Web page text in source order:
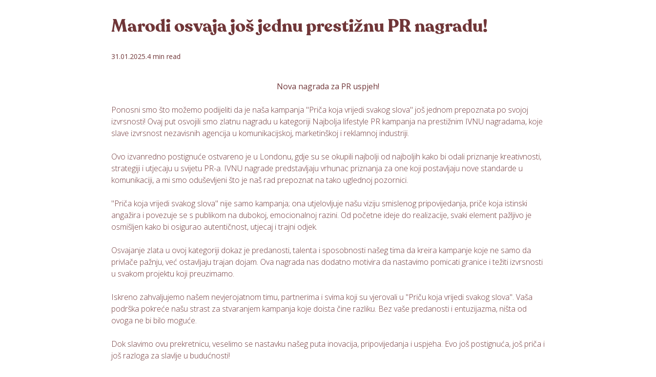
Marodi osvaja još jednu prestižnu PR nagradu!
31.01.2025.4 min read
Nova nagrada za PR uspjeh!
Ponosni smo što možemo podijeliti da je naša kampanja "Priča koja vrijedi svakog slova" još jednom prepoznata po svojoj
izvrsnosti! Ovaj put osvojili smo zlatnu nagradu u kategoriji Najbolja lifestyle PR kampanja na prestižnim IVNU nagradama, koje
slave izvrsnost nezavisnih agencija u komunikacijskoj, marketinškoj i reklamnoj industriji.
Ovo izvanredno postignuće ostvareno je u Londonu, gdje su se okupili najbolji od najboljih kako bi odali priznanje kreativnosti,
strategiji i utjecaju u svijetu PR-a. IVNU nagrade predstavljaju vrhunac priznanja za one koji postavljaju nove standarde u
komunikaciji, a mi smo oduševljeni što je naš rad prepoznat na tako uglednoj pozornici.
"Priča koja vrijedi svakog slova" nije samo kampanja; ona utjelovljuje našu viziju smislenog pripovijedanja, priče koja istinski
angažira i povezuje se s publikom na dubokoj, emocionalnoj razini. Od početne ideje do realizacije, svaki element pažljivo je
osmišljen kako bi osigurao autentičnost, utjecaj i trajni odjek.
Osvajanje zlata u ovoj kategoriji dokaz je predanosti, talenta i sposobnosti našeg tima da kreira kampanje koje ne samo da
privlače pažnju, već ostavljaju trajan dojam. Ova nagrada nas dodatno motivira da nastavimo pomicati granice i težiti izvrsnosti
u svakom projektu koji preuzimamo.
Iskreno zahvaljujemo našem nevjerojatnom timu, partnerima i svima koji su vjerovali u "Priču koja vrijedi svakog slova". Vaša
podrška pokreće našu strast za stvaranjem kampanja koje doista čine razliku. Bez vaše predanosti i entuzijazma, ništa od
ovoga ne bi bilo moguće.
Dok slavimo ovu prekretnicu, veselimo se nastavku našeg puta inovacija, pripovijedanja i uspjeha. Evo još postignuća, još priča i
još razloga za slavlje u budućnosti!